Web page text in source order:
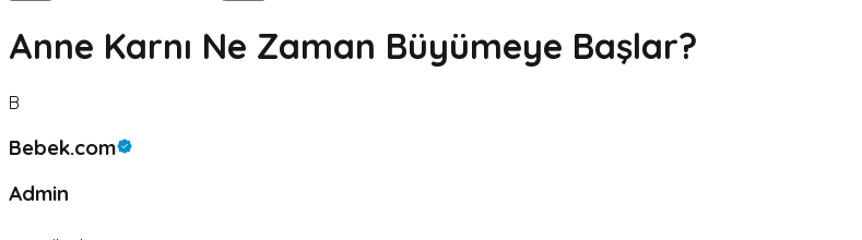
Anne Karnı Ne Zaman Büyümeye Başlar?
B
Bebek.com
Admin